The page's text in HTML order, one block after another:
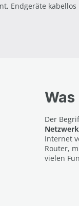
Endgeräte
Der
Netzwerk
Internet
Router,
vielen